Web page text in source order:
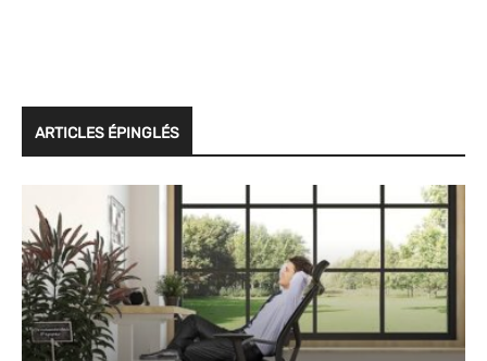
ARTICLES ÉPINGLÉS